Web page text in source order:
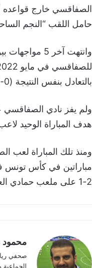
حامل اللقب “النجم
بالتعادل بنفس النتيجة (0-0).
هدف المباراة الوحيد
2-1 على ملعب حمادي العقربي خلال الوقت الإضافي.
محمود
صحفي
الجماعية